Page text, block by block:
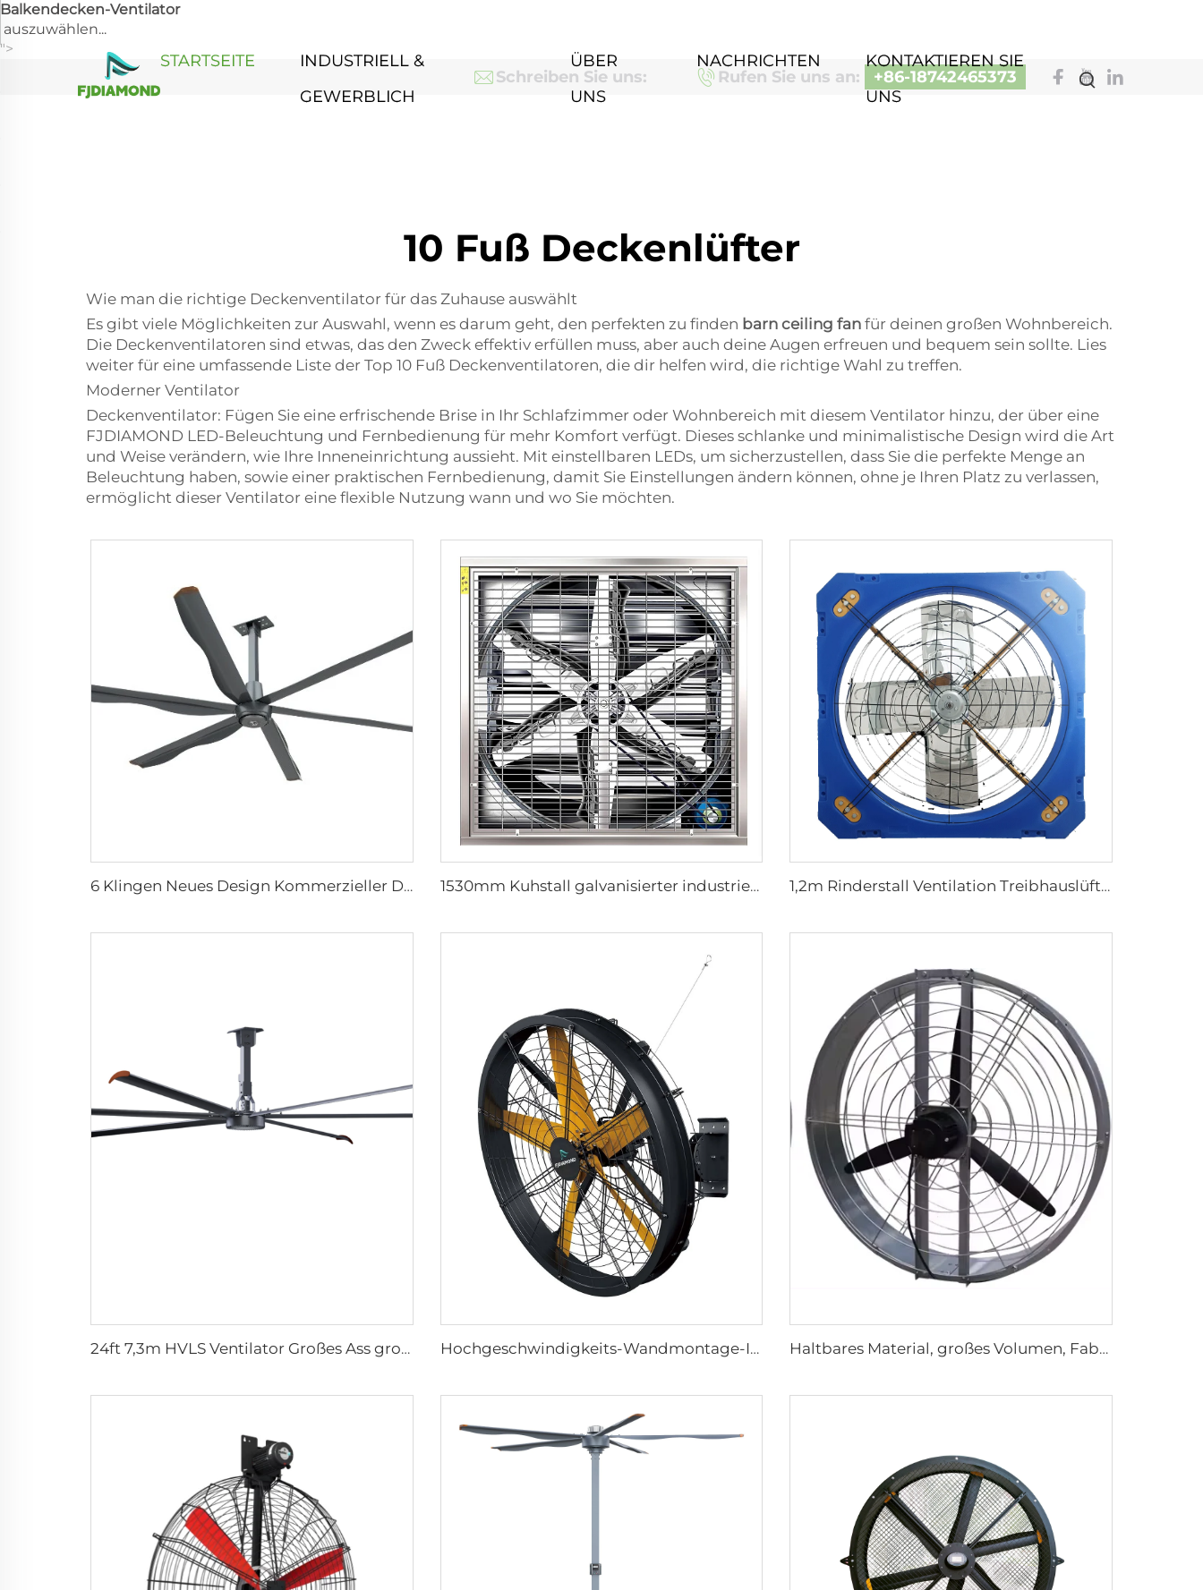
Balkendecken-Ventilator
auszuwählen...
">
Schreiben Sie uns: Rufen Sie uns an: +86-18742465373
STARTSEITE
INDUSTRIELL &
GEWERBLICH
ÜBER
UNS
NACHRICHTEN
KONTAKTIEREN SIE
UNS
10 Fuß Deckenlüfter
Wie man die richtige Deckenventilator für das Zuhause auswählt
Es gibt viele Möglichkeiten zur Auswahl, wenn es darum geht, den perfekten zu finden barn ceiling fan für deinen großen Wohnbereich.
Die Deckenventilatoren sind etwas, das den Zweck effektiv erfüllen muss, aber auch deine Augen erfreuen und bequem sein sollte. Lies
weiter für eine umfassende Liste der Top 10 Fuß Deckenventilatoren, die dir helfen wird, die richtige Wahl zu treffen.
Moderner Ventilator
Deckenventilator: Fügen Sie eine erfrischende Brise in Ihr Schlafzimmer oder Wohnbereich mit diesem Ventilator hinzu, der über eine
FJDIAMOND LED-Beleuchtung und Fernbedienung für mehr Komfort verfügt. Dieses schlanke und minimalistische Design wird die Art
und Weise verändern, wie Ihre Inneneinrichtung aussieht. Mit einstellbaren LEDs, um sicherzustellen, dass Sie die perfekte Menge an
Beleuchtung haben, sowie einer praktischen Fernbedienung, damit Sie Einstellungen ändern können, ohne je Ihren Platz zu verlassen,
ermöglicht dieser Ventilator eine flexible Nutzung wann und wo Sie möchten.
6 Klingen Neues Design Kommerzieller Deckenventilator mit AC-Motor 1530mm Kuhstall galvanisierter industrieller rostfreier Stahlwandlüfter, Ventilations-Abluftlüfter 1,2m Rinderstall Ventilation Treibhauslüfter Milchvieh Abgase Lüfter Kuhstall Abgase
24ft 7,3m HVLS Ventilator Großes Ass großes Ventilatorkonstrukt Elektrischer Industrie-Deckenbarnventilator Hochgeschwindigkeits-Wandmontage-Industriefans für Lagerhallen, hohe Qualität mit 220V-Motor für Fertigungsbetriebe, Restaurants, Bauernhöfe und Hotels Haltbares Material, großes Volumen, Fabrikpreis, hohe Qualität, 950mm runder wandmontierter Lüftungsventilator für Kuhställe